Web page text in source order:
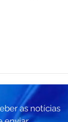
as notícias